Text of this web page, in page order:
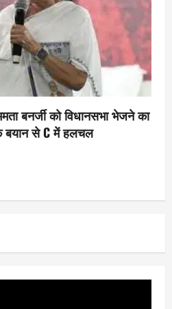
बनर्जी को विधानसभा भेजने का
से C में हलचल